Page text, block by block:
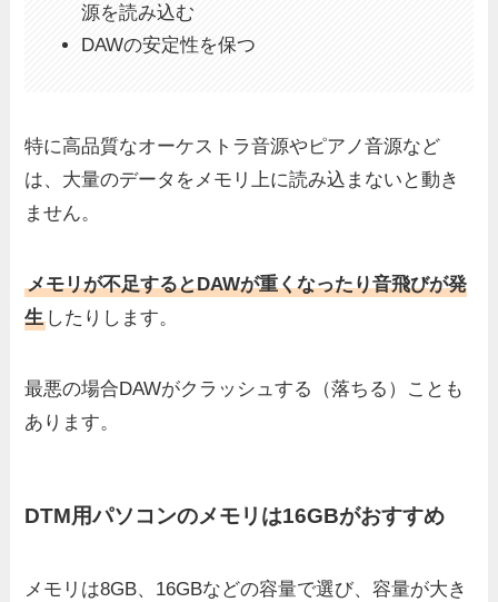
源を読み込む
DAWの安定性を保つ
特に高品質なオーケストラ音源やピアノ音源など
は、大量のデータをメモリ上に読み込まないと動き
ません。
メモリが不足するとDAWが重くなったり音飛びが発
生 したりします。
最悪の場合DAWがクラッシュする（落ちる）ことも
あります。
DTM用パソコンのメモリは16GBがおすすめ
メモリは8GB、16GBなどの容量で選び、容量が大き